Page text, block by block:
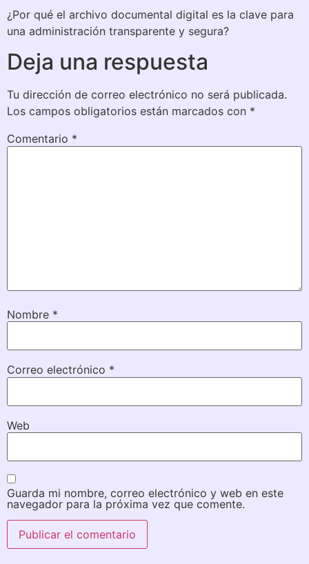
¿Por qué el archivo documental digital es la clave para
una administración transparente y segura?
Deja una respuesta
Tu dirección de correo electrónico no será publicada.
Los campos obligatorios están marcados con *
Comentario *
Nombre *
Correo electrónico *
Web
Guarda mi nombre, correo electrónico y web en este
navegador para la próxima vez que comente.